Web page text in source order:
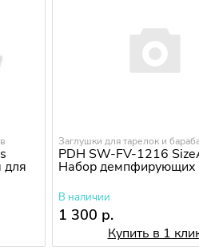
для
Заглушки для тарелок и
PDH SW-FV-1216
Набор демпфирующих
В наличии
1 300 р.
Купить в 1